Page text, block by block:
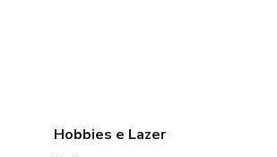
Hobbies e Lazer